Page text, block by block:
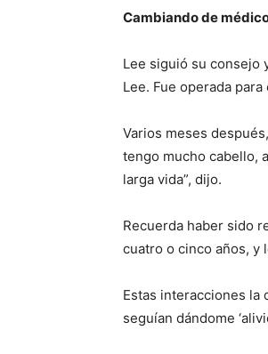
Cambiando de
Lee siguió su consejo
Lee. Fue operada
Varios meses
tengo mucho cabello,
larga vida”, dijo.
Recuerda haber sido
cuatro o cinco años, y
Estas interacciones la
seguían dándome